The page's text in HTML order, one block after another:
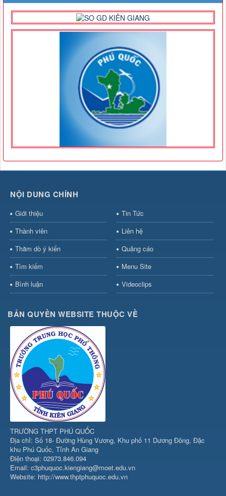
NỘI DUNG CHÍNH
Giới thiệu
Tin Tức
Thành viên
Liên hệ
Thăm dò ý kiến
Quảng cáo
Tìm kiếm
Menu Site
Bình luận
Videoclips
BẢN QUYỀN WEBSITE THUỘC VỀ
TRƯỜNG THPT PHÚ QUỐC
Địa chỉ: Số 18- Đường Hùng Vương, Khu phố 11 Dương Đông, Đặc
khu Phú Quốc, Tỉnh An Giang
Điện thoại: 02973.846.094
Email: c3phuquoc.kiengiang@moet.edu.vn
Website: http://www.thptphuquoc.edu.vn